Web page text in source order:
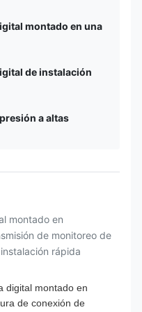
montado en una
de instalación
a altas
montado en
de monitoreo de
rápida
digital montado en
de conexión de